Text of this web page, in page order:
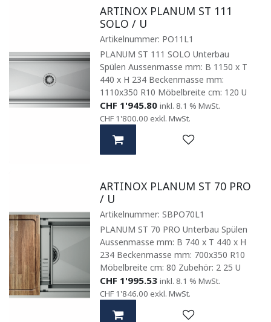
ARTINOX PLANUM ST 111
SOLO / U
Artikelnummer: PO11L1
PLANUM ST 111 SOLO Unterbau
Spülen Aussenmasse mm: B 1150 x T
440 x H 234 Beckenmasse mm:
1110x350 R10 Möbelbreite cm: 120 U
CHF 1'945.80 inkl. 8.1 % MwSt.
CHF 1'800.00 exkl. MwSt.
ARTINOX PLANUM ST 70 PRO
/ U
Artikelnummer:SBPO70L1
PLANUM ST 70 PRO Unterbau Spülen
Aussenmasse mm: B 740 x T 440 x H
234 Beckenmasse mm: 700x350 R10
Möbelbreite cm: 80 Zubehör: 2 25 U
CHF 1'995.53 inkl. 8.1 % MwSt.
CHF 1'846.00 exkl. MwSt.